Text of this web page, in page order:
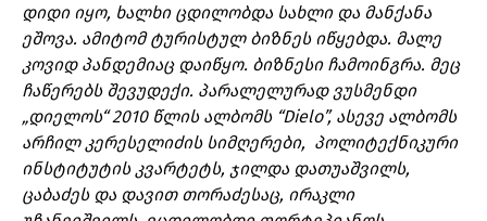
დიდი იყო, ხალხი ცდილობდა სახლი და მანქანა
ეშოვა. ამიტომ ტურისტულ ბიზნეს იწყებდა. მალე
კოვიდ პანდემიაც დაიწყო. ბიზნესი ჩამოინგრა. მეც
ჩაწერებს შევუდექი. პარალელურად ვუსმენდი
„დიელოს“ 2010 წლის ალბომს “Dielo”, ასევე ალბომს
არჩილ კერესელიძის სიმღერები, პოლიტექნიკური
ინსტიტუტის კვარტეტს, ჯილდა დათუაშვილს,
ცაბაძეს და დავით თორაძესაც, ირაკლი